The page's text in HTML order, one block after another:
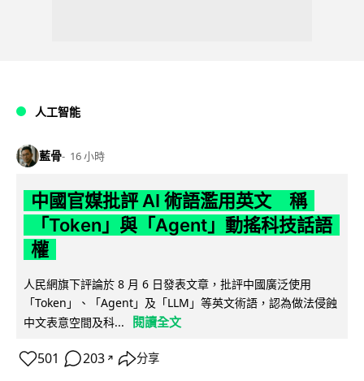
人工智能
藍骨 16 小時
中國官媒批評 AI 術語濫用英文 稱
「Token」與「Agent」動搖科技話語
權
人民網旗下評論於 8 月 6 日發表文章，批評中國廣泛使用
「Token」、「Agent」及「LLM」等英文術語，認為做法侵蝕
中文表意空間及科...
閱讀全文
501 203 ↗ 分享